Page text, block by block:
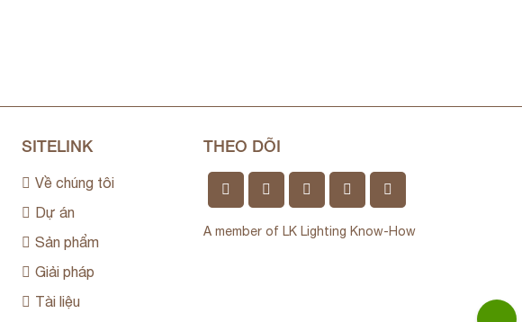
SITELINK
Về chúng tôi
Dự án
Sản phẩm
Giải pháp
Tài liệu
THEO DÕI
A member of LK Lighting Know-How